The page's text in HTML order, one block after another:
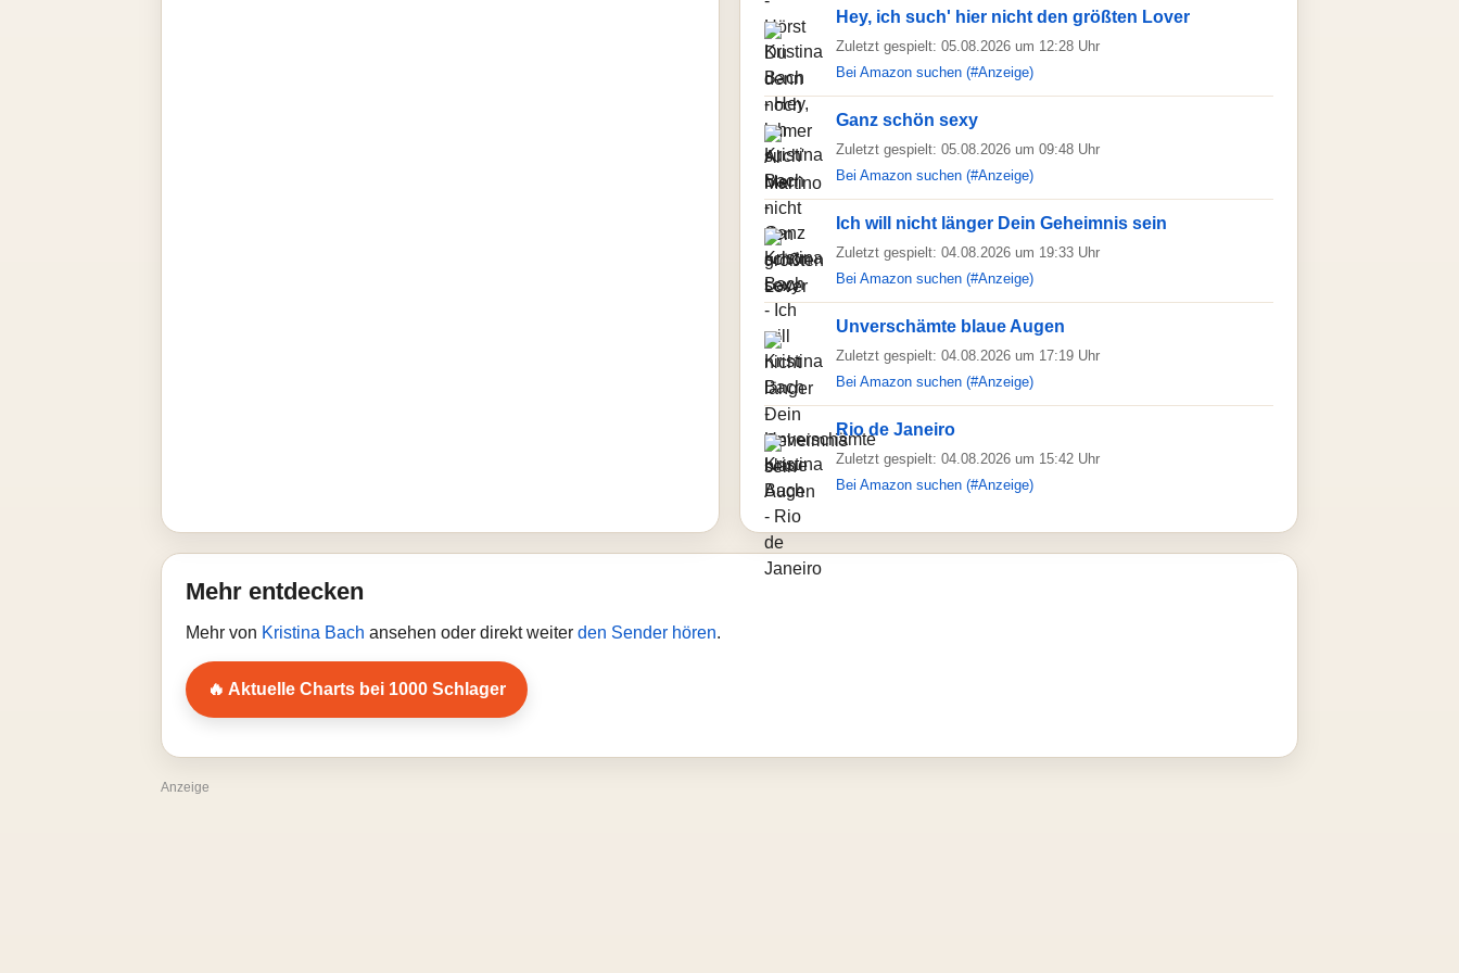
Hey, ich such' hier nicht den größten Lover
Zuletzt gespielt: 05.08.2026 um 12:28 Uhr
Bei Amazon suchen (#Anzeige)
Ganz schön sexy
Zuletzt gespielt: 05.08.2026 um 09:48 Uhr
Bei Amazon suchen (#Anzeige)
Ich will nicht länger Dein Geheimnis sein
Zuletzt gespielt: 04.08.2026 um 19:33 Uhr
Bei Amazon suchen (#Anzeige)
Unverschämte blaue Augen
Zuletzt gespielt: 04.08.2026 um 17:19 Uhr
Bei Amazon suchen (#Anzeige)
Rio de Janeiro
Zuletzt gespielt: 04.08.2026 um 15:42 Uhr
Bei Amazon suchen (#Anzeige)
Mehr entdecken
Mehr von Kristina Bach ansehen oder direkt weiter den Sender hören.
🔥 Aktuelle Charts bei 1000 Schlager
Anzeige